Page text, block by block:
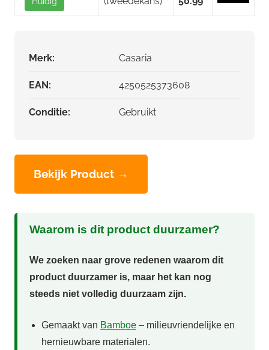
Merk: Casaria
EAN: 4250525373608
Conditie: Gebruikt
Bekijk Product →
Waarom is dit product duurzamer?
We zoeken naar grove redenen waarom dit
product duurzamer is, maar het kan nog
steeds niet volledig duurzaam zijn.
Gemaakt van Bamboe – milieuvriendelijke en
hernieuwbare materialen.